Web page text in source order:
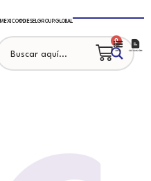
MEXICO@DIESELGROUP.GLOBAL
0